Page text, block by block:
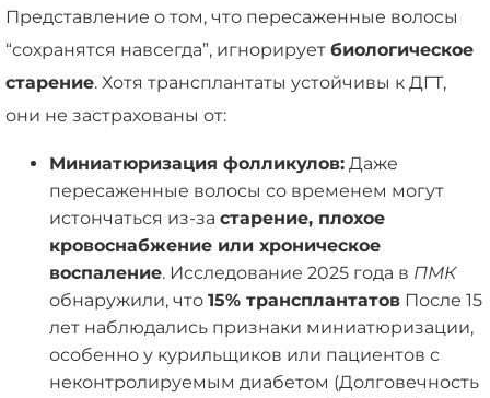
Представление о том, что пересаженные волосы
“сохранятся навсегда”, игнорирует биологическое
старение. Хотя трансплантаты устойчивы к ДГТ,
они не застрахованы от:
Миниатюризация фолликулов: Даже
пересаженные волосы со временем могут
истончаться из-за старение, плохое
кровоснабжение или хроническое
воспаление. Исследование 2025 года в ПМК
обнаружили, что 15% трансплантатов После 15
лет наблюдались признаки миниатюризации,
особенно у курильщиков или пациентов с
неконтролируемым диабетом (Долговечность